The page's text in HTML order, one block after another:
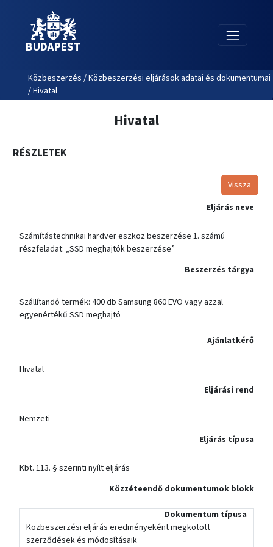
BUDAPEST
Közbeszerzés / Közbeszerzési eljárások adatai és dokumentumai
/ Hivatal
Hivatal
RÉSZLETEK
Vissza
Eljárás neve
Számítástechnikai hardver eszköz beszerzése 1. számú
részfeladat: „SSD meghajtók beszerzése”
Beszerzés tárgya
Szállítandó termék: 400 db Samsung 860 EVO vagy azzal
egyenértékű SSD meghajtó
Ajánlatkérő
Hivatal
Eljárási rend
Nemzeti
Eljárás típusa
Kbt. 113. § szerinti nyílt eljárás
Közzéteendő dokumentumok blokk
Dokumentum típusa
Közbeszerzési eljárás eredményeként megkötött
szerződések és módosításaik